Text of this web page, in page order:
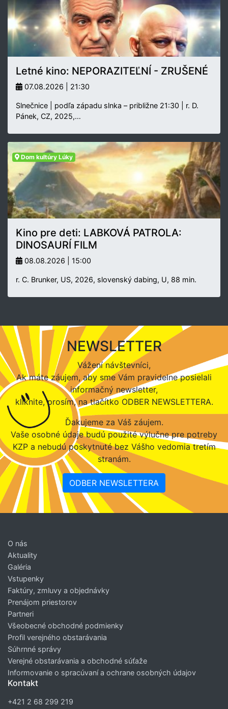
Letné kino: NEPORAZITEĽNÍ - ZRUŠENÉ
07.08.2026 | 21:30
Slnečnice | podľa západu slnka – približne 21:30 | r. D.
Pánek, CZ, 2025,…
Dom kultúry Lúky
Kino pre deti: LABKOVÁ PATROLA:
DINOSAURÍ FILM
08.08.2026 | 15:00
r. C. Brunker, US, 2026, slovenský dabing, U, 88 min.
NEWSLETTER
Vážení návštevníci,
Ak máte záujem, aby sme Vám pravidelne posielali
informačný newsletter,
kliknite, prosím, na tlačítko ODBER NEWSLETTERA.
Ďakujeme za Váš záujem.
Vaše osobné údaje budú použité výlučne pre potreby
KZP a nebudú poskytnuté bez Vášho vedomia tretím
stranám.
ODBER NEWSLETTERA
O nás
Aktuality
Galéria
Vstupenky
Faktúry, zmluvy a objednávky
Prenájom priestorov
Partneri
Všeobecné obchodné podmienky
Profil verejného obstarávania
Súhrnné správy
Verejné obstarávania a obchodné súťaže
Informovanie o spracúvaní a ochrane osobných údajov
Kontakt
+421 2 68 299 219